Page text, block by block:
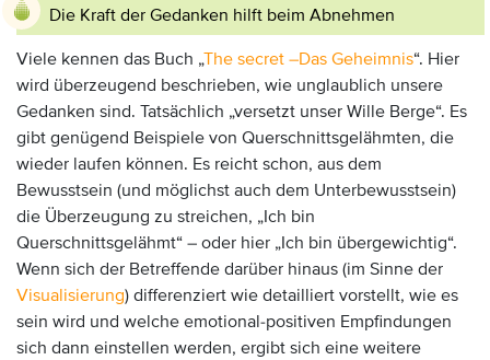
Die Kraft der Gedanken hilft beim Abnehmen
Viele kennen das Buch „The secret –Das Geheimnis“. Hier
wird überzeugend beschrieben, wie unglaublich unsere
Gedanken sind. Tatsächlich „versetzt unser Wille Berge“. Es
gibt genügend Beispiele von Querschnittsgelähmten, die
wieder laufen können. Es reicht schon, aus dem
Bewusstsein (und möglichst auch dem Unterbewusstsein)
die Überzeugung zu streichen, „Ich bin
Querschnittsgelähmt“ – oder hier „Ich bin übergewichtig“.
Wenn sich der Betreffende darüber hinaus (im Sinne der
Visualisierung) differenziert wie detailliert vorstellt, wie es
sein wird und welche emotional-positiven Empfindungen
sich dann einstellen werden, ergibt sich eine weitere